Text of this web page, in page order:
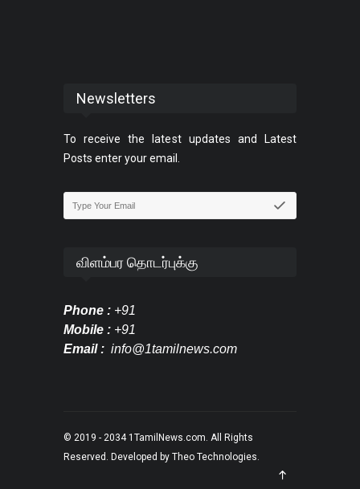
Newsletters
To receive the latest updates and Latest
Posts enter your email.
விளம்பர தொடர்புக்கு
Phone : +91
Mobile : +91
Email : info@1tamilnews.com
© 2019 - 2034 1TamilNews.com. All Rights
Reserved. Developed by Theo Technologies.